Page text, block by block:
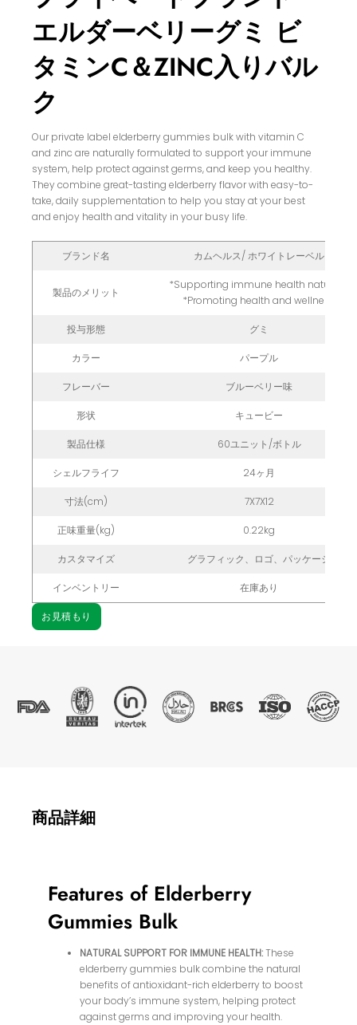
エルダーベリーグミ ビ
タミンC＆ZINC入りバル
ク
Our private label elderberry gummies bulk with vitamin C
and zinc are naturally formulated to support your immune
system, help protect against germs, and keep you healthy.
They combine great-tasting elderberry flavor with easy-to-
take, daily supplementation to help you stay at your best
and enjoy health and vitality in your busy life.
ブランド名 カムヘルス/ ホワイトレーベル
製品のメリット
*Supporting immune health naturally
*Promoting health and wellness
投与形態 グミ
カラー パープル
フレーバー ブルーベリー味
形状 キュービー
製品仕様 60ユニット/ボトル
シェルフライフ 24ヶ月
寸法(cm) 7X7X12
正味重量(kg) 0.22kg
カスタマイズ グラフィック、ロゴ、パッケージ
インベントリー 在庫あり
お見積もり
商品詳細
Features of Elderberry
Gummies Bulk
NATURAL SUPPORT FOR IMMUNE HEALTH:These
elderberry gummies bulk combine the natural
benefits of antioxidant-rich elderberry to boost
your body’s immune system, helping protect
against germs and improving your health.